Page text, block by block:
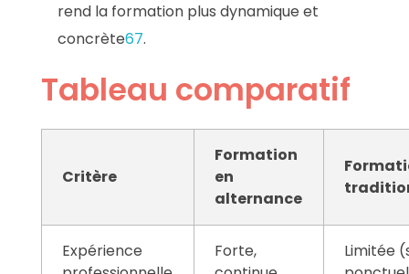
rend la formation plus dynamique et
concrète67.
Tableau comparatif
Critère
Formation
en
alternance
Expérience
Forte,
Limitée